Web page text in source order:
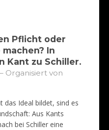
Pflicht oder
In
Kant zu Schiller.
Organisiert von
das Ideal bildet, sind es
Aus Kants
bei Schiller eine